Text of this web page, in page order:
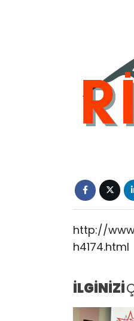
http://
h4174.html
İLGİNİZİ